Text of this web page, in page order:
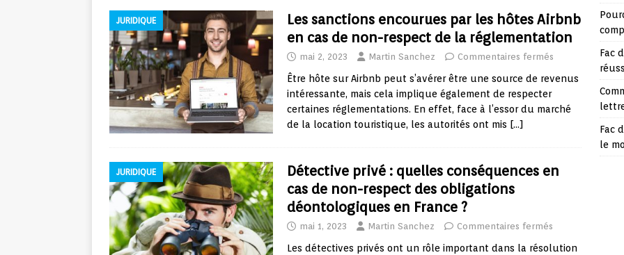
JURIDIQUE
Les sanctions encourues par les hôtes Airbnb
en cas de non-respect de la réglementation
mai 2, 2023 Martin Sanchez Commentaires fermés
Être hôte sur Airbnb peut s’avérer être une source de revenus
intéressante, mais cela implique également de respecter
certaines réglementations. En effet, face à l’essor du marché
de la location touristique, les autorités ont mis […]
JURIDIQUE
Détective privé : quelles conséquences en
cas de non-respect des obligations
déontologiques en France ?
mai 1, 2023 Martin Sanchez Commentaires fermés
Les détectives privés ont un rôle important dans la résolution
Fac
Fac
le